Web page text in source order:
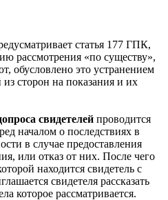
статья 177 ГПК,
рассмотрения «по существу»,
обусловлено это устранением
сторон на показания и их
свидетелей проводится
началом о последствиях в
в случае предоставления
или отказ от них. После чего
находится свидетель с
свидетеля рассказать
которое рассматривается.